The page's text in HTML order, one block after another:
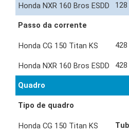
Passo da corrente
428
428
Quadro
Tipo de quadro